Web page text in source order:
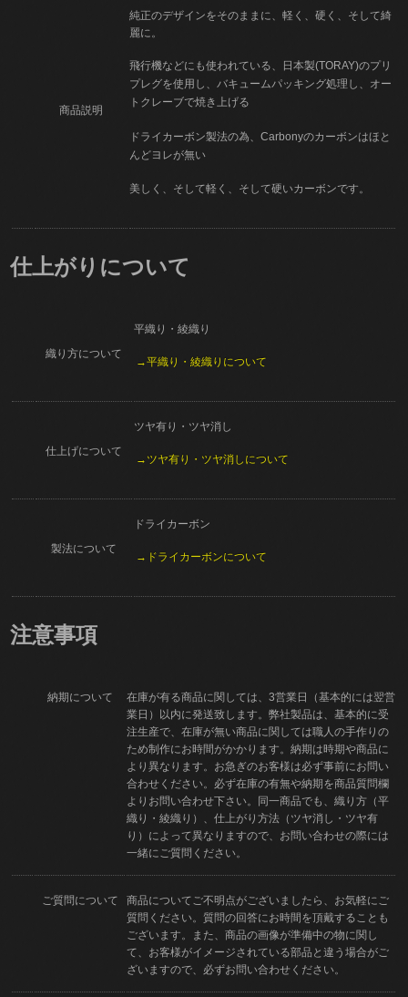
商品説明
純正のデザインをそのままに、軽く、硬く、そして綺
麗に。
飛行機などにも使われている、日本製(TORAY)のプリ
プレグを使用し、バキュームパッキング処理し、オー
トクレーブで焼き上げる
ドライカーボン製法の為、Carbonyのカーボンはほと
んどヨレが無い
美しく、そして軽く、そして硬いカーボンです。
仕上がりについて
織り方について
平織り・綾織り
→平織り・綾織りについて
仕上げについて
ツヤ有り・ツヤ消し
→ツヤ有り・ツヤ消しについて
製法について
ドライカーボン
→ドライカーボンについて
注意事項
納期について
在庫が有る商品に関しては、3営業日（基本的には翌営
業日）以内に発送致します。弊社製品は、基本的に受
注生産で、在庫が無い商品に関しては職人の手作りの
ため制作にお時間がかかります。納期は時期や商品に
より異なります。お急ぎのお客様は必ず事前にお問い
合わせください。必ず在庫の有無や納期を商品質問欄
よりお問い合わせ下さい。同一商品でも、織り方（平
織り・綾織り）、仕上がり方法（ツヤ消し・ツヤ有
り）によって異なりますので、お問い合わせの際には
一緒にご質問ください。
ご質問について
商品についてご不明点がございましたら、お気軽にご
質問ください。質問の回答にお時間を頂戴することも
ございます。また、商品の画像が準備中の物に関し
て、お客様がイメージされている部品と違う場合がご
ざいますので、必ずお問い合わせください。